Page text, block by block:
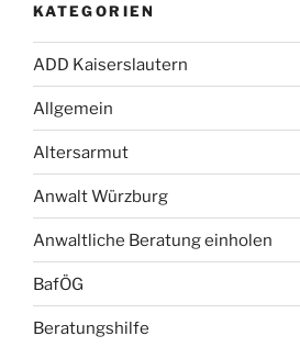
KATEGORIEN
ADD Kaiserslautern
Allgemein
Altersarmut
Anwalt Würzburg
Anwaltliche Beratung einholen
BafÖG
Beratungshilfe